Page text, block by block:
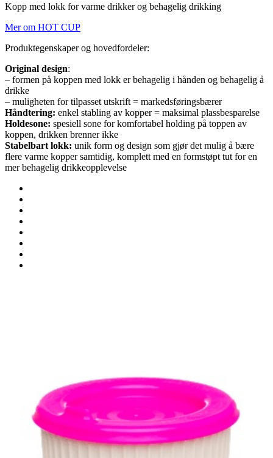
Kopp med lokk for varme drikker og behagelig drikking
Mer om HOT CUP
Produktegenskaper og hovedfordeler:
Original design:
– formen på koppen med lokk er behagelig i hånden og behagelig å
drikke
– muligheten for tilpasset utskrift = markedsføringsbærer
Håndtering: enkel stabling av kopper = maksimal plassbesparelse
Holdesone: spesiell sone for komfortabel holding på toppen av
koppen, drikken brenner ikke
Stabelbart lokk: unik form og design som gjør det mulig å bære
flere varme kopper samtidig, komplett med en formstøpt tut for en
mer behagelig drikkeopplevelse